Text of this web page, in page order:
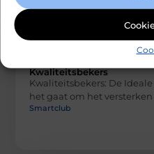
Kwaliteitsbekers
Kwaliteitsbekers: De
het gaat om het
Smartclub